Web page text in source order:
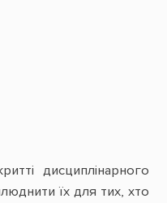
дисциплінарного
їх для тих, хто